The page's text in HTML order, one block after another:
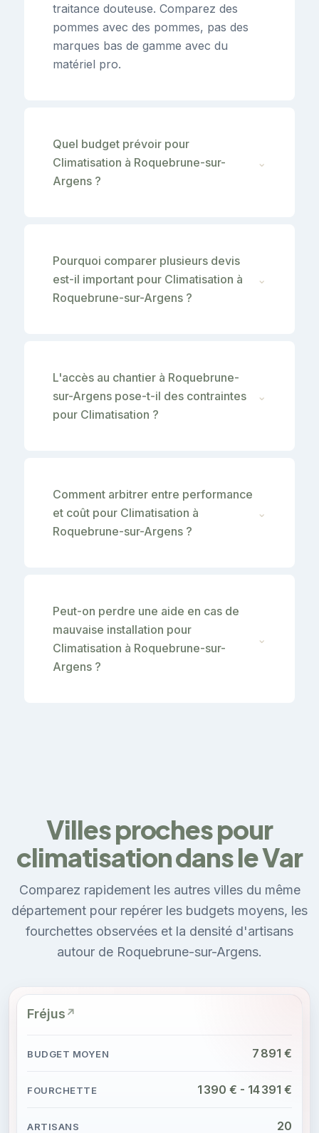
traitance douteuse. Comparez des
pommes avec des pommes, pas des
marques bas de gamme avec du
matériel pro.
Quel budget prévoir pour
Climatisation à Roquebrune-sur-
Argens ?
⌄
Pourquoi comparer plusieurs devis
est-il important pour Climatisation à
Roquebrune-sur-Argens ?
⌄
L'accès au chantier à Roquebrune-
sur-Argens pose-t-il des contraintes
pour Climatisation ?
⌄
Comment arbitrer entre performance
et coût pour Climatisation à
Roquebrune-sur-Argens ?
⌄
Peut-on perdre une aide en cas de
mauvaise installation pour
Climatisation à Roquebrune-sur-
Argens ?
⌄
Villes proches pour
climatisation dans le Var
Comparez rapidement les autres villes du même
département pour repérer les budgets moyens, les
fourchettes observées et la densité d'artisans
autour de Roquebrune-sur-Argens.
Fréjus
7 891 €
1 390 € - 14 391 €
20